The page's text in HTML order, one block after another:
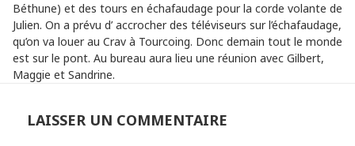
Béthune) et des tours en échafaudage pour la corde volante de
Julien. On a prévu d’ accrocher des téléviseurs sur l’échafaudage,
qu’on va louer au Crav à Tourcoing. Donc demain tout le monde
est sur le pont. Au bureau aura lieu une réunion avec Gilbert,
Maggie et Sandrine.
LAISSER UN COMMENTAIRE